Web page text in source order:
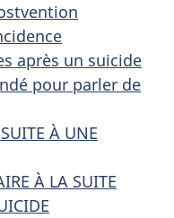
après un suicide
pour parler de
À UNE
À LA SUITE